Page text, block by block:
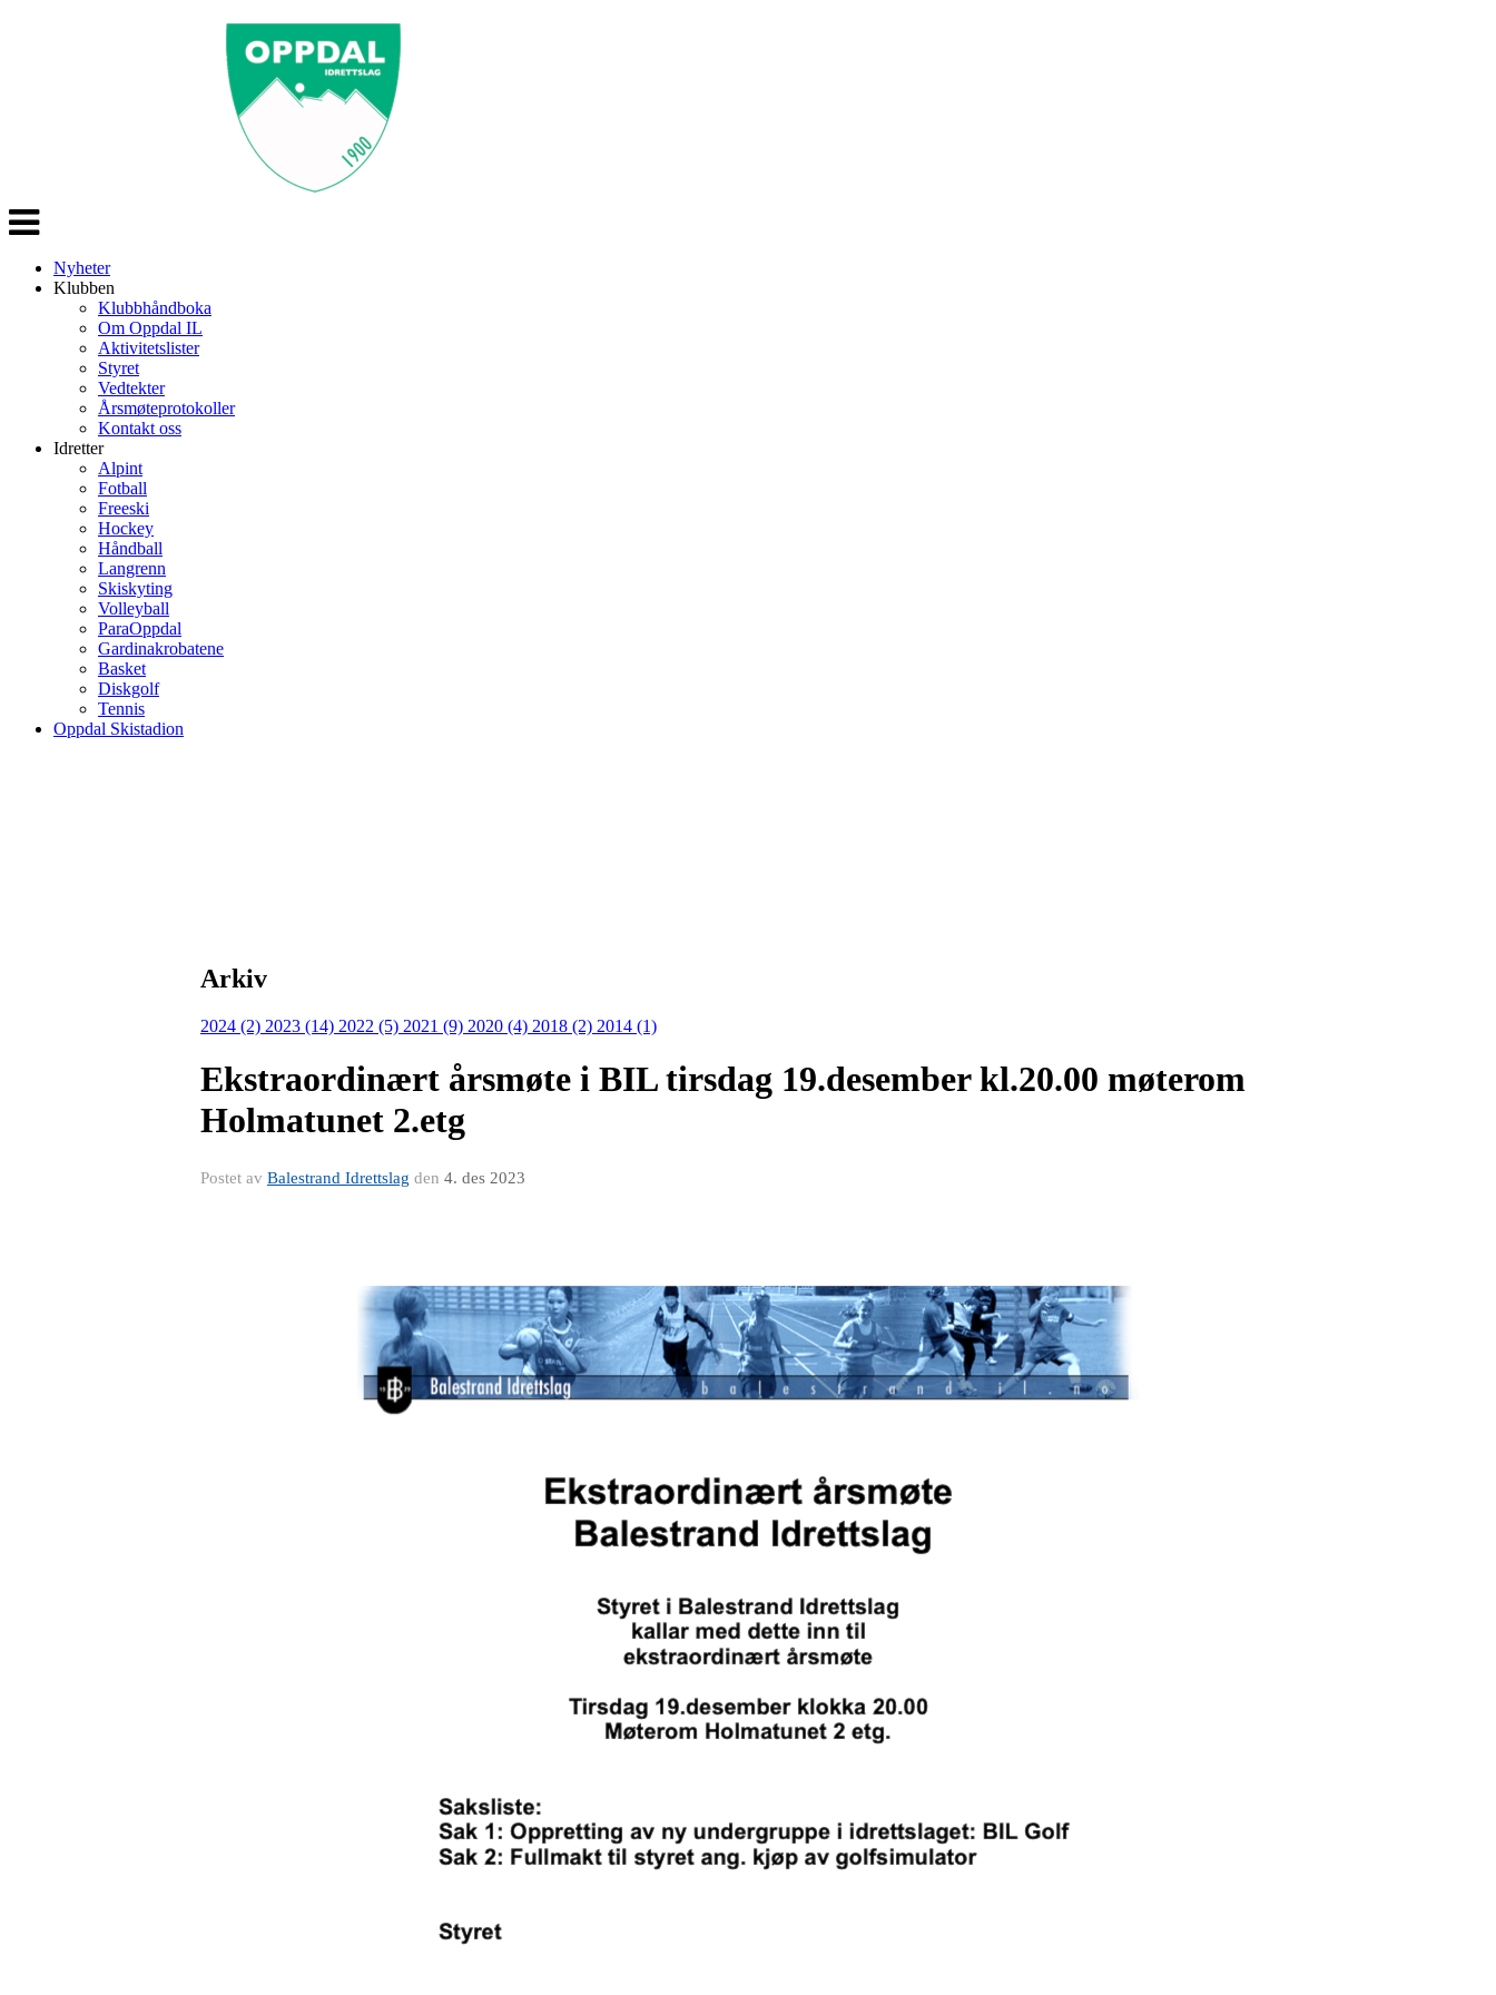
Veksle
navigasjon
Nyheter
Klubben
Klubbhåndboka
Om Oppdal IL
Aktivitetslister
Styret
Vedtekter
Årsmøteprotokoller
Kontakt oss
Idretter
Alpint
Fotball
Freeski
Hockey
Håndball
Langrenn
Skiskyting
Volleyball
ParaOppdal
Gardinakrobatene
Basket
Diskgolf
Tennis
Oppdal Skistadion
Arkiv
2024 (2) 2023 (14) 2022 (5) 2021 (9) 2020 (4) 2018 (2) 2014 (1)
Ekstraordinært årsmøte i BIL tirsdag 19.desember kl.20.00 møterom
Holmatunet 2.etg
Postet av Balestrand Idrettslag den 4. des 2023